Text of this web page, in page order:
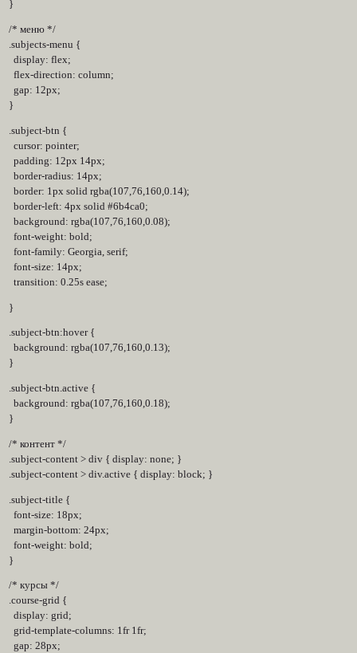
}
/* меню */
.subjects-menu {
display: flex;
flex-direction: column;
gap: 12px;
}
.subject-btn {
cursor: pointer;
padding: 12px 14px;
border-radius: 14px;
border: 1px solid rgba(107,76,160,0.14);
border-left: 4px solid #6b4ca0;
background: rgba(107,76,160,0.08);
font-weight: bold;
font-family: Georgia, serif;
font-size: 14px;
transition: 0.25s ease;
}
.subject-btn:hover {
background: rgba(107,76,160,0.13);
}
.subject-btn.active {
background: rgba(107,76,160,0.18);
}
/* контент */
.subject-content > div { display: none; }
.subject-content > div.active { display: block; }
.subject-title {
font-size: 18px;
margin-bottom: 24px;
font-weight: bold;
}
/* курсы */
.course-grid {
display: grid;
grid-template-columns: 1fr 1fr;
gap: 28px;